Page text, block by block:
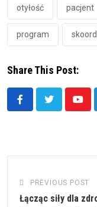
otyłość pacjent
program
Share This Post:
PREVIOUS POST
Łącząc siły dla